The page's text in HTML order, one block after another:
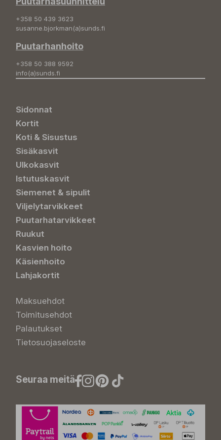
+358 50 439 3623
susanne.bjorkman(a)sunds.fi
Puutarhanhoito
+358 50 388 9592
info(a)sunds.fi
Sidonnat
Kortit
Koti & Sisustus
Sisäkasvit
Ulkokasvit
Istutuskasvit
Siemenet & sipulit
Viljelytarvikkeet
Puutarhatarvikkeet
Ruukut
Kasvien hoito
Käsienhoito
Lahjakortit
Maksuehdot
Toimitusehdot
Palautukset
Tietosuojaseloste
Seuraa meitä